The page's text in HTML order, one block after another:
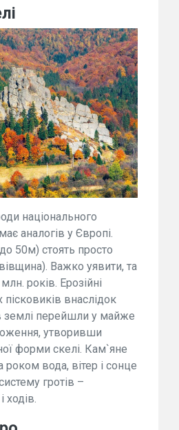
національного
аналогів у Європі.
50м) стоять просто
Важко уявити, та
років. Ерозійні
внаслідок
землі перейшли у майже
утворивши
форми скелі. Кам`яне
роком вода, вітер і сонце
гротів –
ходів.